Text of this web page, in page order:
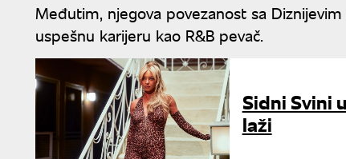
Međutim, njegova povezanost sa
uspešnu karijeru kao R&B pevač.
Sidni Svini
laži